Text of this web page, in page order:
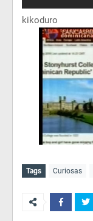
kikoduro
Tags Curiosas